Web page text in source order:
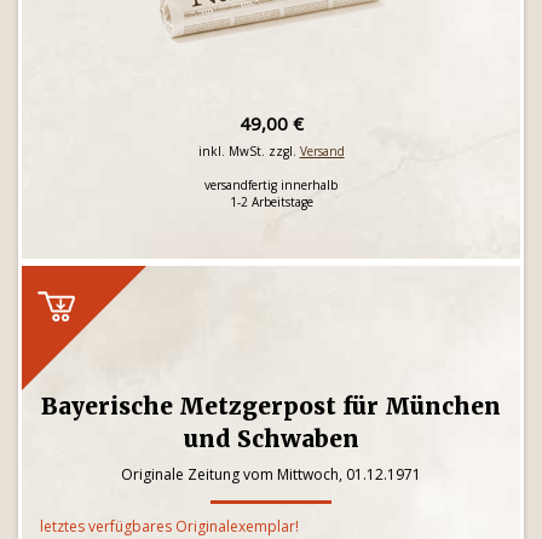
49,00 €
inkl. MwSt. zzgl. Versand
versandfertig innerhalb
1-2 Arbeitstage
Bayerische Metzgerpost für München
und Schwaben
Originale Zeitung vom Mittwoch, 01.12.1971
letztes verfügbares Originalexemplar!